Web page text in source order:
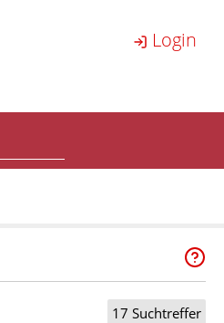
Login
17 Suchtreffer